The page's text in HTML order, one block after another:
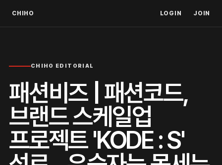
CHIHO LOGIN JOIN
CHIHO EDITORIAL
패션비즈 | 패션코드,
브랜드 스케일업
프로젝트 'KODE : S'